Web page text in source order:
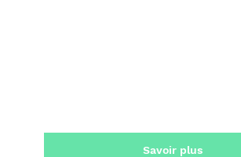
Savoir plus